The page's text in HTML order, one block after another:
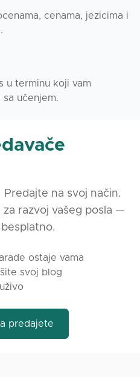
cenama, jezicima i
u terminu koji vam
učenjem.
na svoj način.
za razvoj vašeg posla —
ostaje vama
svoj blog
predajete